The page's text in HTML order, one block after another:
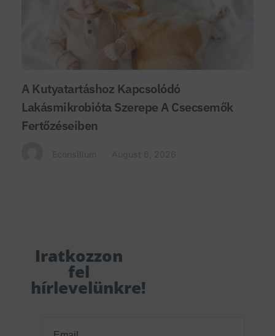
A Kutyatartáshoz Kapcsolódó
Lakásmikrobióta Szerepe A Csecsemők
Fertőzéseiben
Iratkozzon
fel
hírlevelünkre!